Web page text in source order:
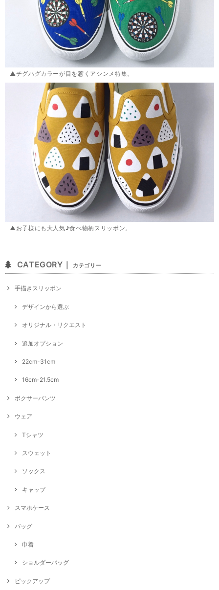
▲チグハグカラーが目を惹くアシンメ特集。
▲お子様にも大人気♪食べ物柄スリッポン。
CATEGORY｜ カテゴリー
手描きスリッポン
デザインから選ぶ
オリジナル・リクエスト
追加オプション
22cm-31cm
16cm-21.5cm
ボクサーパンツ
ウェア
Tシャツ
スウェット
ソックス
キャップ
スマホケース
バッグ
巾着
ショルダーバッグ
ピックアップ